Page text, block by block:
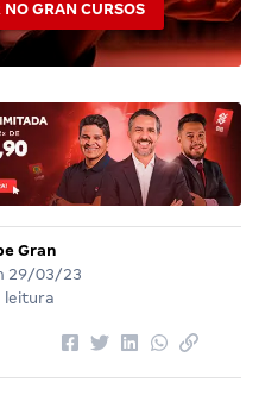
GRAN CURSOS
Gran
29/03/23
leitura